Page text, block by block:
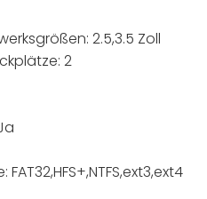
2.5,3.5 Zoll
2